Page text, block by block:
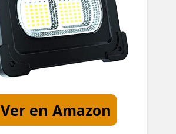
Ver en Amazon